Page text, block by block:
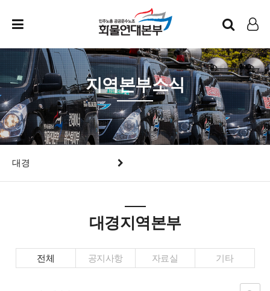
인트라넷
LOG IN
지역본부소식
대경
대경지역본부
전체 공지사항 자료실 기타